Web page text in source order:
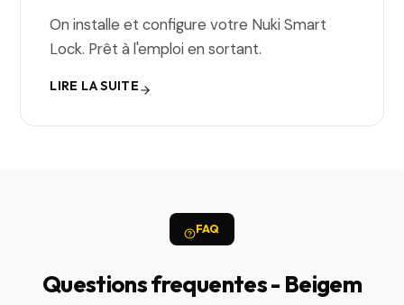
On installe et configure votre Nuki Smart
Lock. Prêt à l'emploi en sortant.
LIRE LA SUITE
FAQ
Questions frequentes - Beigem